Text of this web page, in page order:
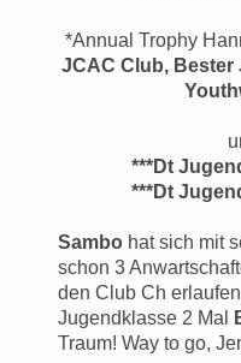
*Annual Trophy
JCAC Club,
***Dt
***Dt
Sambo hat sich mit
schon 3
den Club Ch
Jugendklasse 2 Mal
Traum! Way to go,